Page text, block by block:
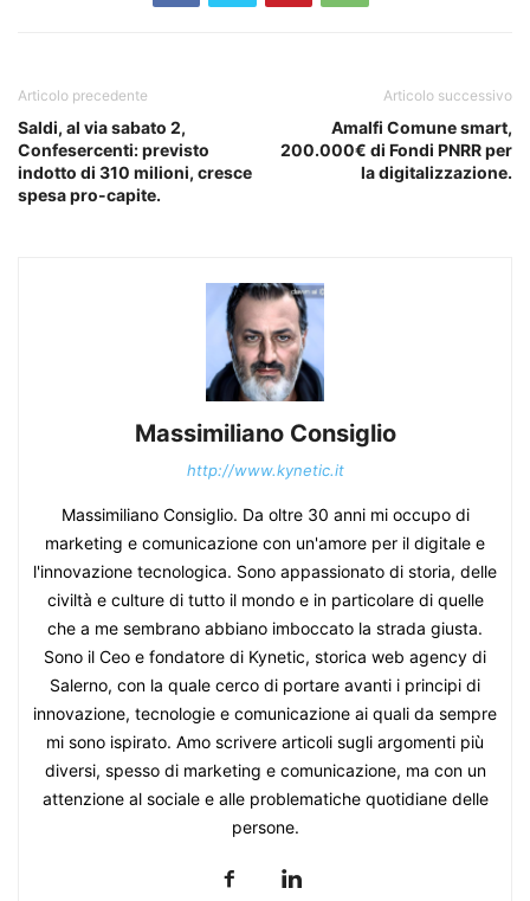
Articolo precedente
Saldi, al via sabato 2,
Confesercenti: previsto
indotto di 310 milioni, cresce
spesa pro-capite.
Articolo successivo
Amalfi Comune smart,
200.000€ di Fondi PNRR per
la digitalizzazione.
Massimiliano Consiglio
http://www.kynetic.it
Massimiliano Consiglio. Da oltre 30 anni mi occupo di
marketing e comunicazione con un'amore per il digitale e
l'innovazione tecnologica. Sono appassionato di storia, delle
civiltà e culture di tutto il mondo e in particolare di quelle
che a me sembrano abbiano imboccato la strada giusta.
Sono il Ceo e fondatore di Kynetic, storica web agency di
Salerno, con la quale cerco di portare avanti i principi di
innovazione, tecnologie e comunicazione ai quali da sempre
mi sono ispirato. Amo scrivere articoli sugli argomenti più
diversi, spesso di marketing e comunicazione, ma con un
attenzione al sociale e alle problematiche quotidiane delle
persone.